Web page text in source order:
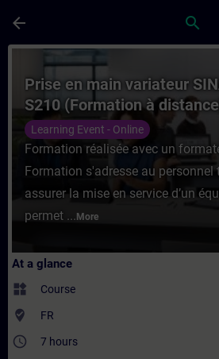
arrow_back search
Course - Prise en main
Prise en main variateur
S210 (Formation à
Learning Event - Online
Formation réalisée avec un
Formation s'adresse au personnel
assurer la mise en service d’un
permet ... More
At a glance
widgets Course
where_to_vote FR
access_time 7 hours